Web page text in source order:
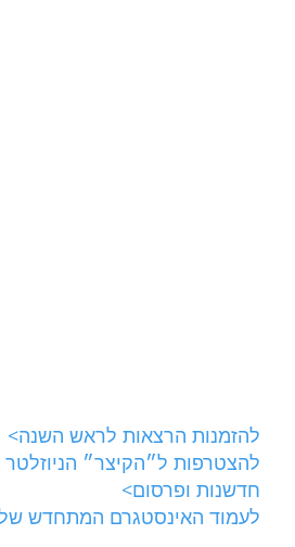
להזמנות הרצאות לראש השנה>
להצטרפות ל״הקיצר״
חדשנות ופרסום>
לעמוד האינסטגרם המתחדש של